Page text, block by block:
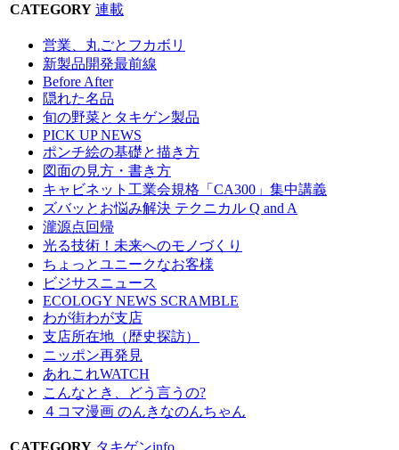
CATEGORY 連載
営業、丸ごとフカボリ
新製品開発最前線
Before After
隠れた名品
旬の野菜とタキゲン製品
PICK UP NEWS
ポンチ絵の基礎と描き方
図面の見方・書き方
キャビネット工業会規格「CA300」集中講義
ズバッとお悩み解決 テクニカル Q and A
瀧源点回帰
光る技術！未来へのモノづくり
ちょっとユニークなお客様
ビジサスニュース
ECOLOGY NEWS SCRAMBLE
わが街わが支店
支店所在地（歴史探訪）
ニッポン再発見
あれこれWATCH
こんなとき、どう言うの?
４コマ漫画 のんきなのんちゃん
CATEGORY タキゲンinfo.